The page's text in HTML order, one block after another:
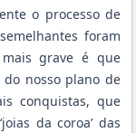
o processo de
foram
grave é que
nosso plano de
conquistas, que
da coroa’ das